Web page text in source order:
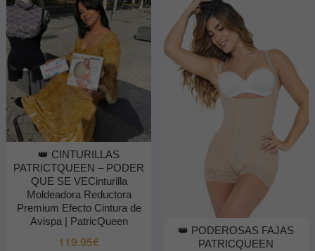
👑 CINTURILLAS
PATRICTQUEEN – PODER
QUE SE VECinturilla
Moldeadora Reductora
Premium Efecto Cintura de
Avispa | PatricQueen
119.95€
👑 PODEROSAS FAJAS
PATRICQUEEN